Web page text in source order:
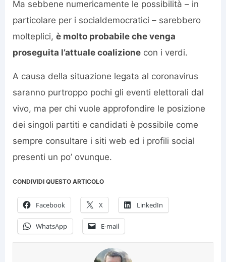
Ma sebbene numericamente le possibilità – in
particolare per i socialdemocratici – sarebbero
molteplici, è molto probabile che venga
proseguita l’attuale coalizione con i verdi.
A causa della situazione legata al coronavirus
saranno purtroppo pochi gli eventi elettorali dal
vivo, ma per chi vuole approfondire le posizione
dei singoli partiti e candidati è possibile come
sempre consultare i siti web ed i profili social
presenti un po’ ovunque.
CONDIVIDI QUESTO ARTICOLO
Facebook X LinkedIn
WhatsApp E-mail